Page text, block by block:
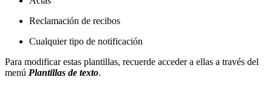
Reclamación de recibos
Cualquier tipo de notificación
Para modificar estas plantillas, recuerde acceder a ellas a través del
menú Plantillas de texto.